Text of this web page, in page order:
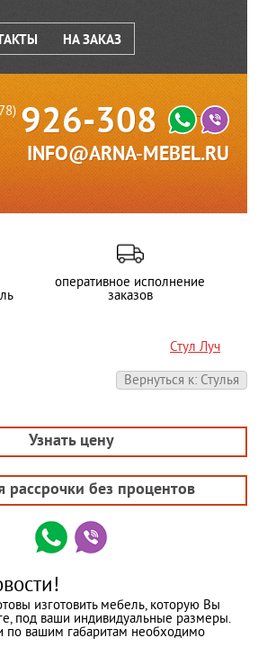
НА ЗАКАЗ
926-308
INFO@ARNA-MEBEL.RU
оперативное исполнение
заказов
Стул Луч
Вернуться к: Стулья
Узнать цену
рассрочки без процентов
изготовить мебель, которую Вы
под ваши индивидуальные размеры.
по вашим габаритам необходимо